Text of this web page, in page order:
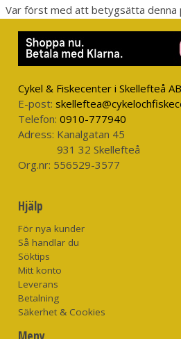
Var först med att betygsätta denna
Cykel & Fiskecenter i Skellefteå AB
E-post:
Telefon: 0910-777940
Adress: Kanalgatan 45
931 32 Skellefteå
Org.nr: 556529-3577
Hjälp
För nya kunder
Så handlar du
Söktips
Mitt konto
Leverans
Betalning
Säkerhet & Cookies
Meny